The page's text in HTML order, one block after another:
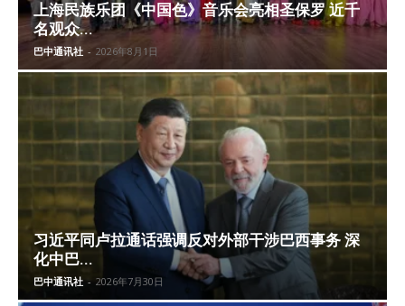
上海民族乐团《中国色》音乐会亮相圣保罗 近千
名观众...
巴中通讯社 - 2026年8月1日
习近平同卢拉通话强调反对外部干涉巴西事务 深
化中巴...
巴中通讯社 - 2026年7月30日